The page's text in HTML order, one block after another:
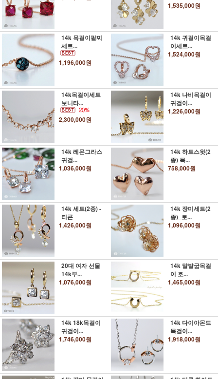
1,535,000원
14k 목걸이팔찌
세트...
1,196,000원
14k 귀걸이목걸
이세트...
1,524,000원
14k목걸이세트
보니타...
2,300,000원
14k 나비목걸이
귀걸이...
1,226,000원
14k 레몬그라스
귀걸...
1,036,000원
14k 하트스윗(2
종) 목...
758,000원
14k 세트(2종) -
티콘
1,426,000원
14k 장미세트(2
종)_로...
1,096,000원
20대 여자 선물
14k부...
1,076,000원
14k 말발굽목걸
이 호...
1,465,000원
14k 18k목걸이
귀걸이...
1,746,000원
14k 다이아몬드
목걸이...
1,918,000원